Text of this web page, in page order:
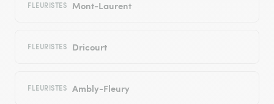
FLEURISTES Mont-Laurent
FLEURISTES Dricourt
FLEURISTES Ambly-Fleury